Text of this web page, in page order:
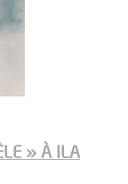
» À ILA